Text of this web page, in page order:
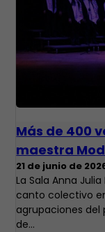
Más de 400
maestra
21 de junio de
​La Sala Anna
canto colectivo
agrupaciones
de…